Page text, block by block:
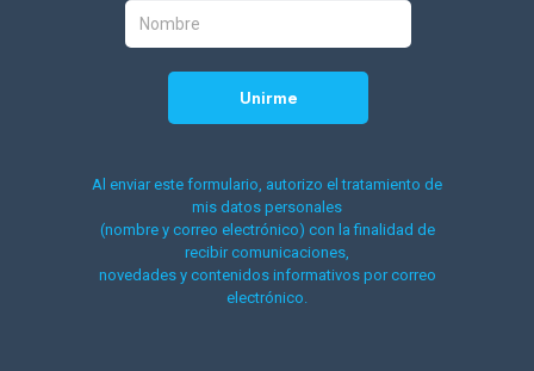
Al enviar este formulario, autorizo el tratamiento de
mis datos personales
(nombre y correo electrónico) con la finalidad de
recibir comunicaciones,
novedades y contenidos informativos por correo
electrónico.